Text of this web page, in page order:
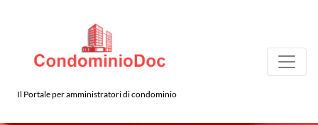
Il Portale per amministratori di condominio